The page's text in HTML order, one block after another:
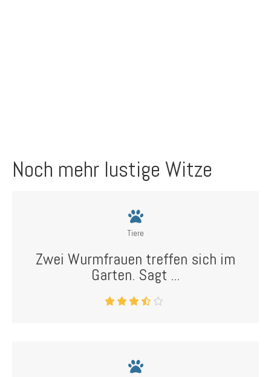
Noch mehr lustige Witze
Tiere
Zwei Wurmfrauen treffen sich im
Garten. Sagt ...